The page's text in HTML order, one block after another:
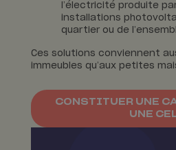
l’électricité produite
installations
quartier ou de
Ces solutions conviennent
immeubles qu’aux petites
CONSTITUER UNE
UNE